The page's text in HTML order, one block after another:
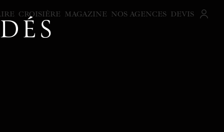
CROISIÈRE MAGAZINE NOS AGENCES DEVIS